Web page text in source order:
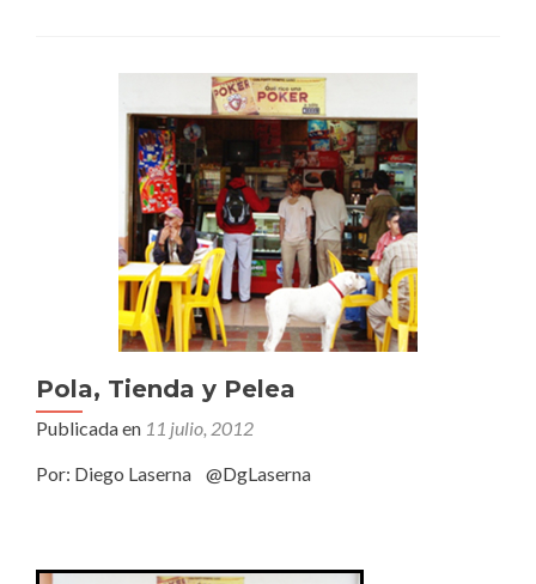
Pola, Tienda y Pelea
Publicada en 11 julio, 2012
Por: Diego Laserna @DgLaserna